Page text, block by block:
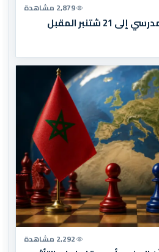
2,879 مشاهدة
شتنبر المقبل
2,292 مشاهدة